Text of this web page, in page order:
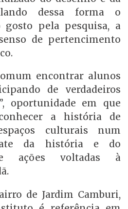
dessa forma o
gosto pela pesquisa, a
de pertencimento
encontrar alunos
de verdadeiros
oportunidade em que
a história de
culturais num
da história e do
ações voltadas à
de Jardim Camburi,